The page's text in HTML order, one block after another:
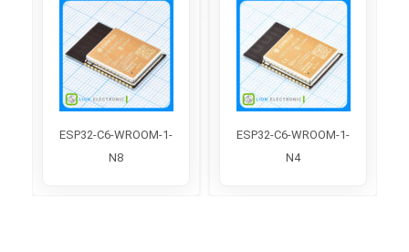
ESP32-C6-WROOM-1-
N4
ESP32-C6-WROOM-1-
N8